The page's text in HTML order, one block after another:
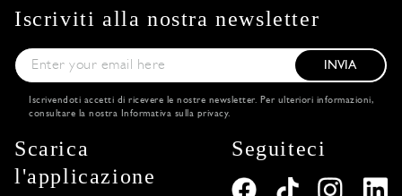
Iscriviti alla nostra newsletter
INVIA
Iscrivendoti accetti di ricevere le nostre newsletter. Per ulteriori informazioni,
consultare la nostra
Informativa sulla privacy.
Scarica
l'applicazione
Seguiteci